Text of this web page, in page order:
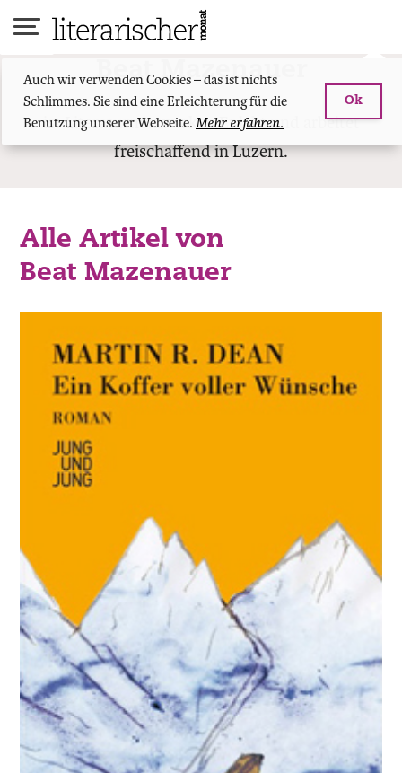
Auch wir verwenden Cookies – das ist nichts
Schlimmes. Sie sind eine Erleichterung für die
Benutzung unserer Webseite. Mehr erfahren.
Ok
Beat Mazenauer
ist Literaturnetzwerker. Er lebt und arbeitet
freischaffend in Luzern.
Alle Artikel von
Beat Mazenauer